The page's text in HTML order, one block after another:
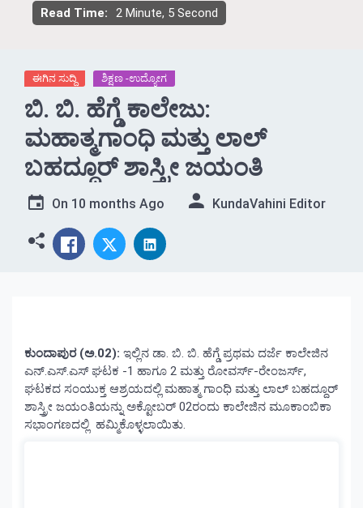
Read Time: 2 Minute, 5 Second
ಈಗಿನ ಸುದ್ದಿ ಶಿಕ್ಷಣ -ಉದ್ಯೋಗ
ಬಿ. ಬಿ. ಹೆಗ್ಡೆ ಕಾಲೇಜು:
ಮಹಾತ್ಮಗಾಂಧಿ ಮತ್ತು ಲಾಲ್
ಬಹದ್ದೂರ್ ಶಾಸ್ತ್ರೀ ಜಯಂತಿ
On 10 months Ago KundaVahini Editor
ಕುಂದಾಪುರ (ಅ.02): ಇಲ್ಲಿನ ಡಾ. ಬಿ. ಬಿ. ಹೆಗ್ಡೆ ಪ್ರಥಮ ದರ್ಜೆ ಕಾಲೇಜಿನ
ಎನ್.ಎಸ್.ಎಸ್ ಘಟಕ -1 ಹಾಗೂ 2 ಮತ್ತು ರೋವರ್ಸ್-ರೇಂಜರ್ಸ್,
ಘಟಕದ ಸಂಯುಕ್ತ ಆಶ್ರಯದಲ್ಲಿ ಮಹಾತ್ಮ ಗಾಂಧಿ ಮತ್ತು ಲಾಲ್ ಬಹದ್ದೂರ್
ಶಾಸ್ತ್ರೀ ಜಯಂತಿಯನ್ನು ಅಕ್ಟೋಬರ್ 02ರಂದು ಕಾಲೇಜಿನ ಮೂಕಾಂಬಿಕಾ
ಸಭಾಂಗಣದಲ್ಲಿ ಹಮ್ಮಿಕೊಳ್ಳಲಾಯಿತು.